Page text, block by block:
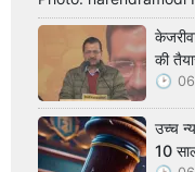
की
उच्च
10